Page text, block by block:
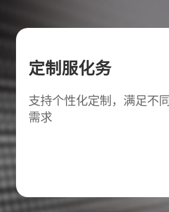
定制服化务
支持个性化定制，满足不同
需求